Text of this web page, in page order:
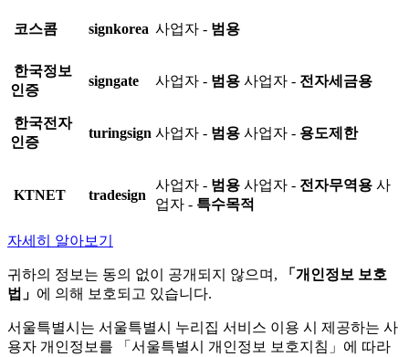
코스콤 signkorea 사업자 - 범용
한국정보
인증
signgate 사업자 - 범용 사업자 - 전자세금용
한국전자
인증
turingsign 사업자 - 범용 사업자 - 용도제한
KTNET tradesign
사업자 - 범용 사업자 - 전자무역용 사
업자 - 특수목적
자세히 알아보기
귀하의 정보는 동의 없이 공개되지 않으며,
「개인정보 보호
법」 에 의해 보호되고 있습니다.
서울특별시는 서울특별시 누리집 서비스 이용 시 제공하는 사
용자 개인정보를 「서울특별시 개인정보 보호지침」에 따라